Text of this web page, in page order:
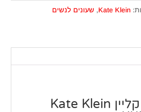
Kate Klein
, שעונים לנשים
שעון קייט קליין Kate Klein